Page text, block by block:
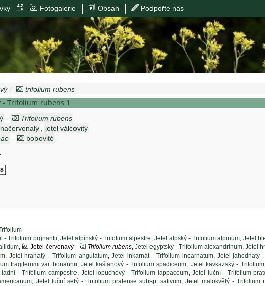
Fotogalerie Obsah Podpořte nás
trifolium rubens
- Trifolium rubens 1
-
Trifolium rubens
jetel válcovitý
- bobovité
- Trifolium pignantii, Jetel alpínský - Trifolium alpestre,Jetel alpský - Trifolium alpinum, Jetel
, Jetel červenavý - Trifolium rubens, Jetel egyptský - Trifolium alexandrinum, Jetel
, Jetel hranatý - Trifolium angulatum,Jetel inkarnát - Trifolium incarnatum, Jetel jahodnatý
fragiferum var. bonannii,Jetel kaštanový - Trifolium spadiceum, Jetel kavkazský -
ladní - Trifolium campestre, Jetel lopuchový - Trifolium lappaceum,Jetel luční - Trifolium
, Jetel luční setý - Trifolium pratense subsp. sativum,Jetel malokvětý - Trifolium